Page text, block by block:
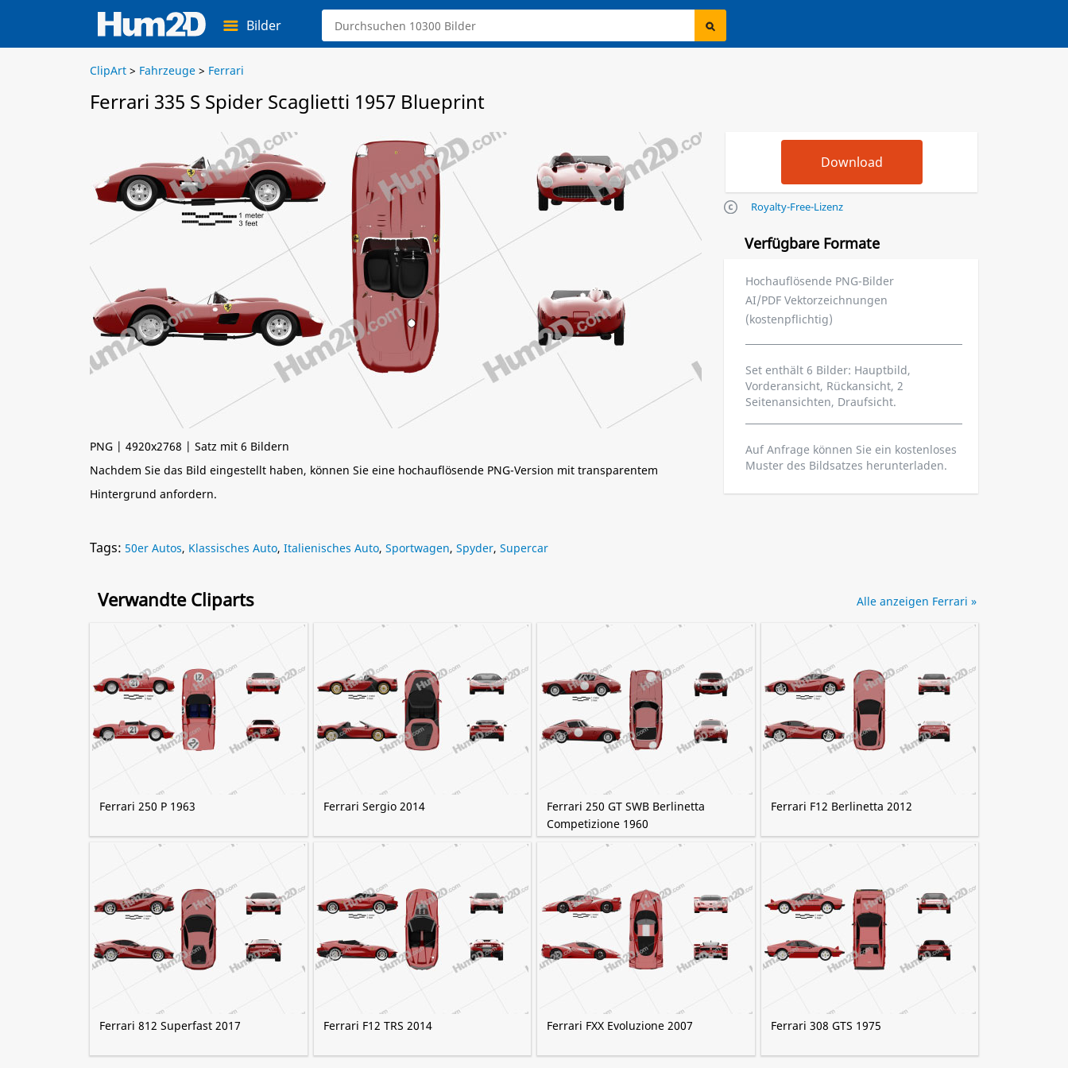
Bilder
ClipArt > Fahrzeuge > Ferrari
Ferrari 335 S Spider Scaglietti 1957 Blueprint
PNG | 4920x2768 | Satz mit 6 Bildern
Nachdem Sie das Bild eingestellt haben, können Sie eine hochauflösende PNG-Version mit transparentem
Hintergrund anfordern.
Royalty-Free-Lizenz
Verfügbare Formate
Hochauflösende PNG-Bilder
AI/PDF Vektorzeichnungen
(kostenpflichtig)
Set enthält 6 Bilder: Hauptbild,
Vorderansicht, Rückansicht, 2
Seitenansichten, Draufsicht.
Auf Anfrage können Sie ein kostenloses
Muster des Bildsatzes herunterladen.
Tags: 50er Autos, Klassisches Auto, Italienisches Auto, Sportwagen, Spyder, Supercar
Verwandte Cliparts
Ferrari 250 P 1963 Ferrari Sergio 2014
Ferrari 250 GT SWB Berlinetta
Competizione 1960
Ferrari F12 Berlinetta 2012
Ferrari 812 Superfast 2017 Ferrari F12 TRS 2014 Ferrari FXX Evoluzione 2007 Ferrari 308 GTS 1975
Alle anzeigen Ferrari »